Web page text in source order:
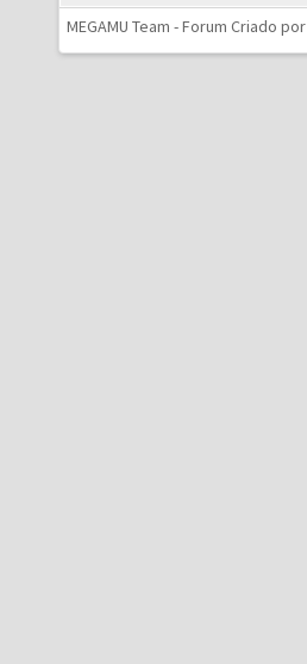
MEGAMU Team - Forum Criado por